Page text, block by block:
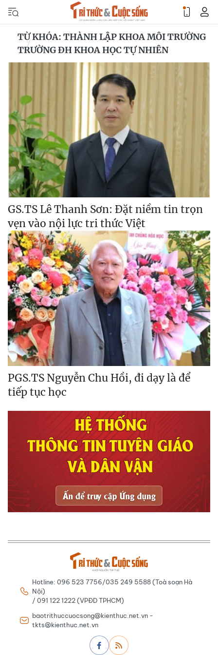
TỪ KHÓA: THÀNH LẬP KHOA MÔI TRƯỜNG
TRƯỜNG ĐH KHOA HỌC TỰ NHIÊN
GS.TS Lê Thanh Sơn: Đặt niềm tin trọn
vẹn vào nội lực tri thức Việt
PGS.TS Nguyễn Chu Hồi, đi dạy là để
tiếp tục học
Hotline: 096 523 7756/035 249 5588 (Toà soạn Hà
Nội)
/ 091 122 1222 (VPĐD TPHCM)
baotrithuccuocsong@kienthuc.net.vn -
tkts@kienthuc.net.vn